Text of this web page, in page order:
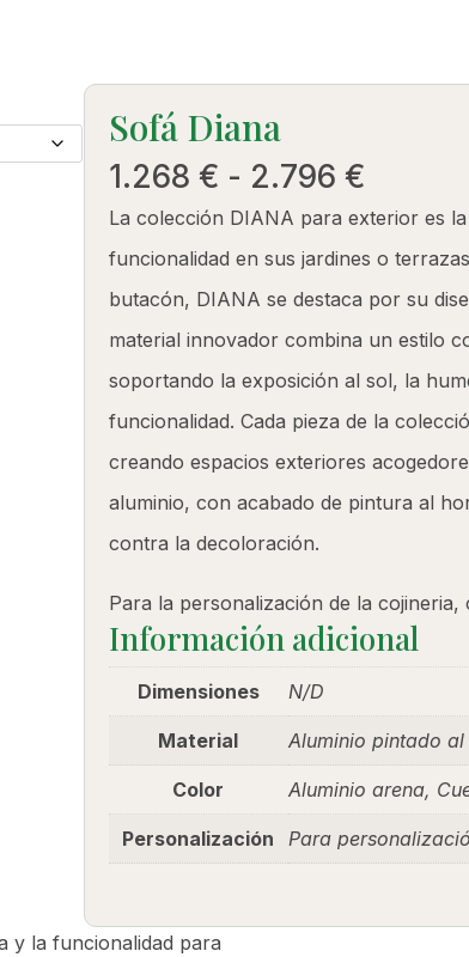
Sofá Diana
1.268 € - 2.796 €Rango
de
desde
1.268
hasta
2.796
La colección DIANA para exterior es
funcionalidad en sus jardines o
butacón, DIANA se destaca por su
material innovador combina un estilo
soportando la exposición al sol, la
funcionalidad. Cada pieza de la
creando espacios exteriores
aluminio, con acabado de pintura al
contra la decoloración.
Para la personalización de la
Información adicional
Dimensiones N/D
Material Aluminio pintado al
Color Aluminio arena,
Personalización Para
y la funcionalidad para